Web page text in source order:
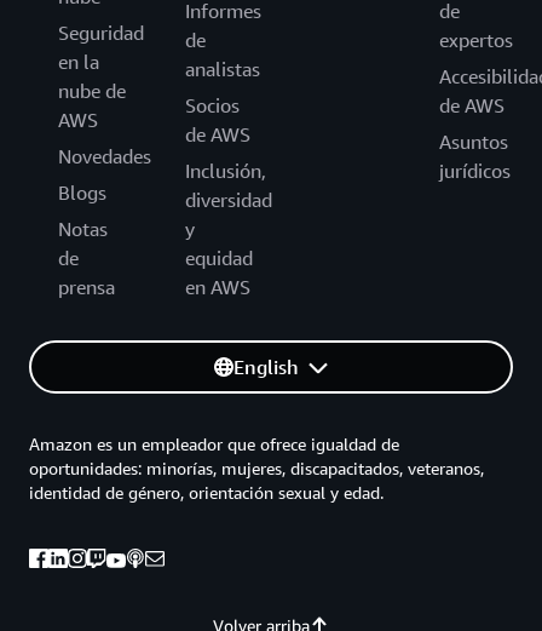
Seguridad
en la
nube de
AWS
Novedades
Blogs
Notas
de
prensa
Informes
de
analistas
Socios
de AWS
Inclusión,
diversidad
y
equidad
en AWS
de
expertos
de AWS
Asuntos
jurídicos
English
Volver arriba
Amazon es un empleador que ofrece igualdad de
oportunidades: minorías, mujeres, discapacitados, veteranos,
identidad de género, orientación sexual y edad.